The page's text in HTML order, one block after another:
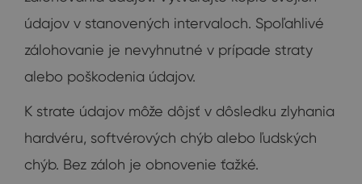
údajov v stanovených intervaloch. Spoľahlivé
zálohovanie je nevyhnutné v prípade straty
alebo poškodenia údajov.
K strate údajov môže dôjsť v dôsledku zlyhania
hardvéru, softvérových chýb alebo ľudských
chýb. Bez záloh je obnovenie ťažké.